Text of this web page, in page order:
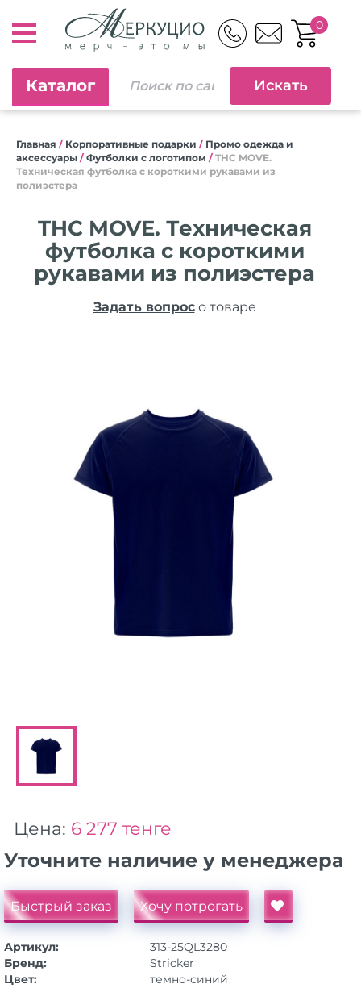
0
Каталог
Главная / Корпоративные подарки / Промо одежда и
аксессуары / Футболки с логотипом / THC MOVE.
Техническая футболка с короткими рукавами из
полиэстера
THC MOVE. Техническая
футболка с короткими
рукавами из полиэстера
Задать вопросо товаре
Цена: 6 277 тенге
Уточните наличие у менеджера
Быстрый заказ Хочу потрогать
Артикул:
313-25QL3280
Бренд:
Stricker
Цвет:
темно-синий